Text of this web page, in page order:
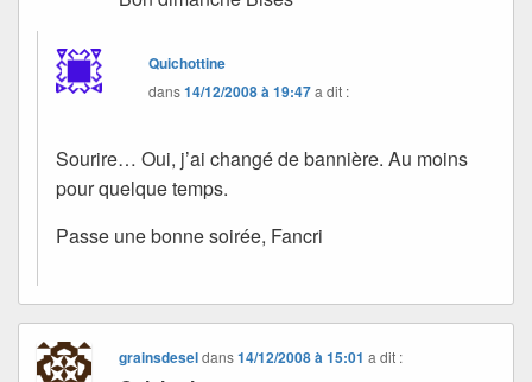
Quichottine
dans14/12/2008 à 19:47a dit :
Sourire… Oui, j’ai changé de bannière. Au moins
pour quelque temps.
Passe une bonne soirée, Fancri
grainsdeseldans14/12/2008 à 15:01 a dit :